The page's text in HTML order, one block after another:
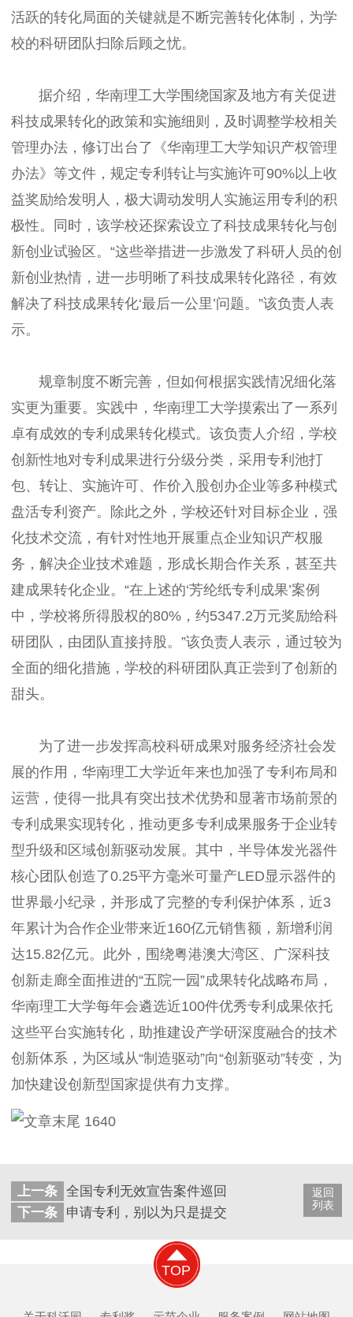
活跃的转化局面的关键就是不断完善转化体制，为学
校的科研团队扫除后顾之忧。
据介绍，华南理工大学围绕国家及地方有关促进
科技成果转化的政策和实施细则，及时调整学校相关
管理办法，修订出台了《华南理工大学知识产权管理
办法》等文件，规定专利转让与实施许可90%以上收
益奖励给发明人，极大调动发明人实施运用专利的积
极性。同时，该学校还探索设立了科技成果转化与创
新创业试验区。“这些举措进一步激发了科研人员的创
新创业热情，进一步明晰了科技成果转化路径，有效
解决了科技成果转化‘最后一公里’问题。”该负责人表
示。
规章制度不断完善，但如何根据实践情况细化落
实更为重要。实践中，华南理工大学摸索出了一系列
卓有成效的专利成果转化模式。该负责人介绍，学校
创新性地对专利成果进行分级分类，采用专利池打
包、转让、实施许可、作价入股创办企业等多种模式
盘活专利资产。除此之外，学校还针对目标企业，强
化技术交流，有针对性地开展重点企业知识产权服
务，解决企业技术难题，形成长期合作关系，甚至共
建成果转化企业。“在上述的‘芳纶纸专利成果’案例
中，学校将所得股权的80%，约5347.2万元奖励给科
研团队，由团队直接持股。”该负责人表示，通过较为
全面的细化措施，学校的科研团队真正尝到了创新的
甜头。
为了进一步发挥高校科研成果对服务经济社会发
展的作用，华南理工大学近年来也加强了专利布局和
运营，使得一批具有突出技术优势和显著市场前景的
专利成果实现转化，推动更多专利成果服务于企业转
型升级和区域创新驱动发展。其中，半导体发光器件
核心团队创造了0.25平方毫米可量产LED显示器件的
世界最小纪录，并形成了完整的专利保护体系，近3
年累计为合作企业带来近160亿元销售额，新增利润
达15.82亿元。此外，围绕粤港澳大湾区、广深科技
创新走廊全面推进的“五院一园”成果转化战略布局，
华南理工大学每年会遴选近100件优秀专利成果依托
这些平台实施转化，助推建设产学研深度融合的技术
创新体系，为区域从“制造驱动”向“创新驱动”转变，为
加快建设创新型国家提供有力支撑。
返回
列表
上一条 全国专利无效宣告案件巡回审理并在当地判决第
下一条
申请专利，别以为只是提交一个申请那么简单！
TOP